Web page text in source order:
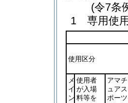
(令7条
1 専用使
使用区分
メ
イ
ン
使用者
が入場
料等を
アマチ
ュアス
ポーツ